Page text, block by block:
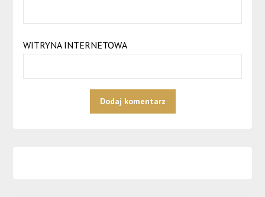
WITRYNA INTERNETOWA